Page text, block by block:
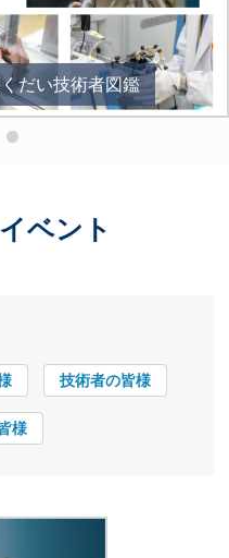
だい技術者図鑑
ロジェクト
トサイクルの構築ー
イベント
技術者の皆様
様